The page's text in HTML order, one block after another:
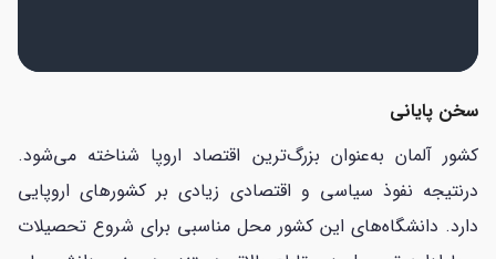
سخن پایانی
کشور آلمان به‌عنوان بزرگ‌ترین اقتصاد اروپا شناخته می‌شود.
درنتیجه نفوذ سیاسی و اقتصادی زیادی بر کشورهای اروپایی
دارد. دانشگاه‌های این کشور محل مناسبی برای شروع تحصیلات